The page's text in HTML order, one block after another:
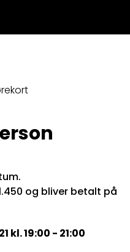
og bliver betalt på
kl. 19:00 - 21:00